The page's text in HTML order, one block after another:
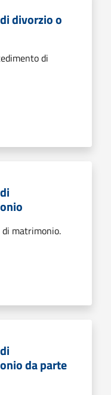
divorzio o
di
di matrimonio.
da parte